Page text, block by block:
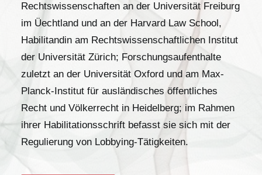
Rechtswissenschaften an der Universität Freiburg
im Üechtland und an der Harvard Law School,
Habilitandin am Rechtswissenschaftlichen Institut
der Universität Zürich; Forschungsaufenthalte
zuletzt an der Universität Oxford und am Max-
Planck-Institut für ausländisches öffentliches
Recht und Völkerrecht in Heidelberg; im Rahmen
ihrer Habilitationsschrift befasst sie sich mit der
Regulierung von Lobbying-Tätigkeiten.